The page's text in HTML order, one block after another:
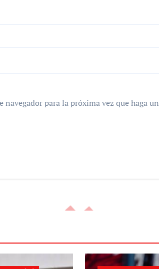
para la próxima vez que haga un